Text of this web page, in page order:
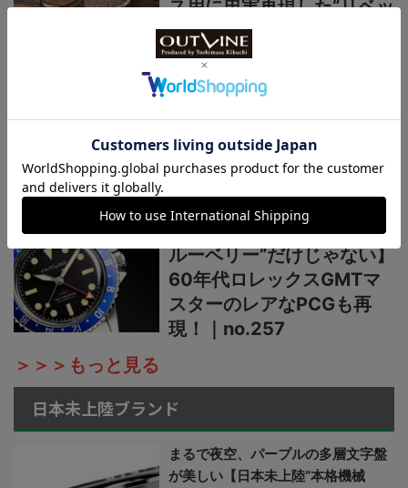
ス用に忠実再現した“リベッ
トブレス”がいろんな時計に
使える理由｜ no.259
【酷暑の夏こそ“グレー”は
いかが】ロレックスの褪色
ベゼルを表現した復古調の
日本製機械式ダイバーズ時
計！｜no.258
【魅力は“青赤ペプシ”や“ブ
ルーベリー”だけじゃない】
60年代ロレックスGMTマ
スターのレアなPCGも再
現！｜no.257
＞＞＞もっと見る
日本未上陸ブランド
まるで夜空、パープルの多層文字盤
が美しい【日本未上陸“本格機械